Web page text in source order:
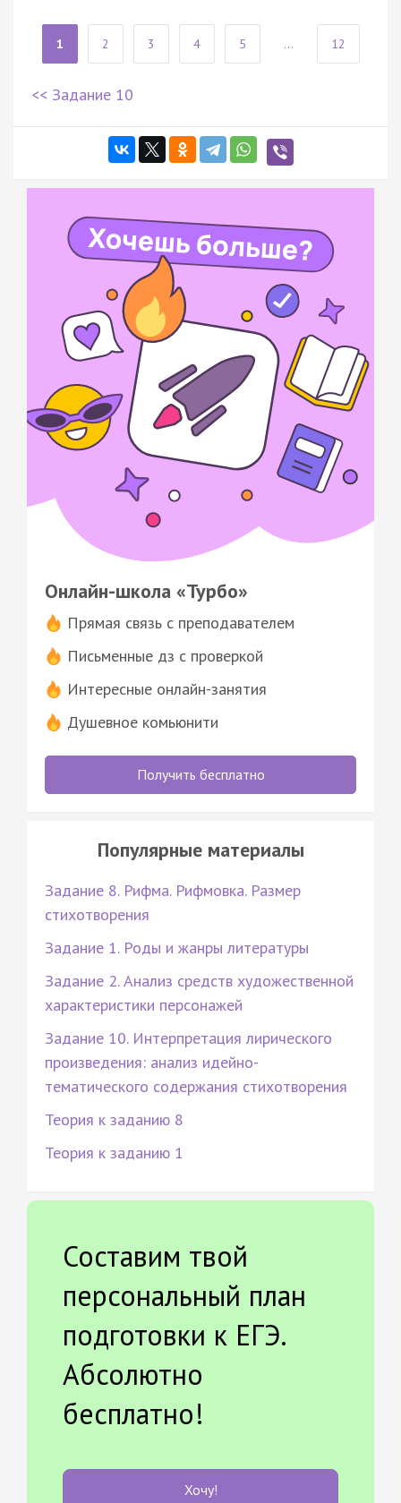
1 2 3 4 5 ... 12
<< Задание 10
Онлайн-школа «Турбо»
Прямая связь с преподавателем
Письменные дз с проверкой
Интересные онлайн-занятия
Душевное комьюнити
Получить бесплатно
Популярные материалы
Задание 8. Рифма. Рифмовка. Размер
стихотворения
Задание 1. Роды и жанры литературы
Задание 2. Анализ средств художественной
характеристики персонажей
Задание 10. Интерпретация лирического
произведения: анализ идейно-
тематического содержания стихотворения
Теория к заданию 8
Теория к заданию 1
Составим твой
персональный план
подготовки к ЕГЭ.
Абсолютно
бесплатно!
Хочу!